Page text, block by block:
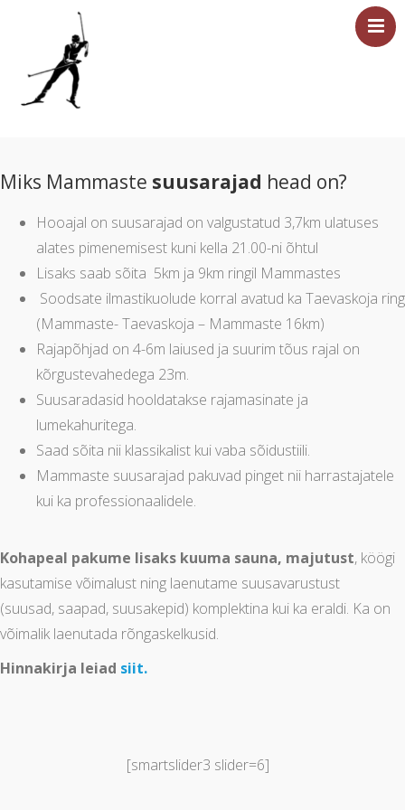
Majutus
Saun
Tervisesport
Ettevõtetele
Üritused
Hinnakiri
Asukoht ja kontakt
Miks Mammaste suusarajad head on?
Hooajal on suusarajad on valgustatud 3,7km ulatuses
alates pimenemisest kuni kella 21.00-ni õhtul
Lisaks saab sõita 5km ja 9km ringil Mammastes
Soodsate ilmastikuolude korral avatud ka Taevaskoja ring
(Mammaste- Taevaskoja – Mammaste 16km)
Rajapõhjad on 4-6m laiused ja suurim tõus rajal on
kõrgustevahedega 23m.
Suusaradasid hooldatakse rajamasinate ja
lumekahuritega.
Saad sõita nii klassikalist kui vaba sõidustiili.
Mammaste suusarajad pakuvad pinget nii harrastajatele
kui ka professionaalidele.
Kohapeal pakume lisaks kuuma sauna, majutust, köögi
kasutamise võimalust ning laenutame suusavarustust
(suusad, saapad, suusakepid) komplektina kui ka eraldi. Ka on
võimalik laenutada rõngaskelkusid.
Hinnakirja leiad siit.
[smartslider3 slider=6]